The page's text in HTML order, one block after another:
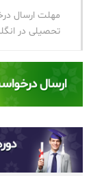
مهلت ارسال
تحصیلی در